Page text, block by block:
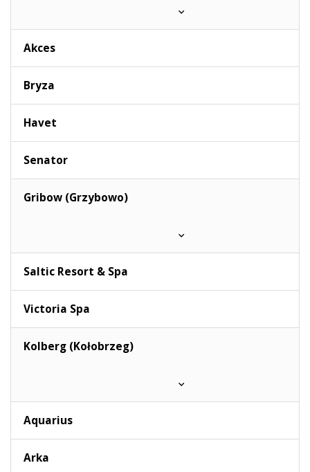
Akces
Bryza
Havet
Senator
Gribow (Grzybowo)
Saltic Resort & Spa
Victoria Spa
Kolberg (Kołobrzeg)
Aquarius
Arka